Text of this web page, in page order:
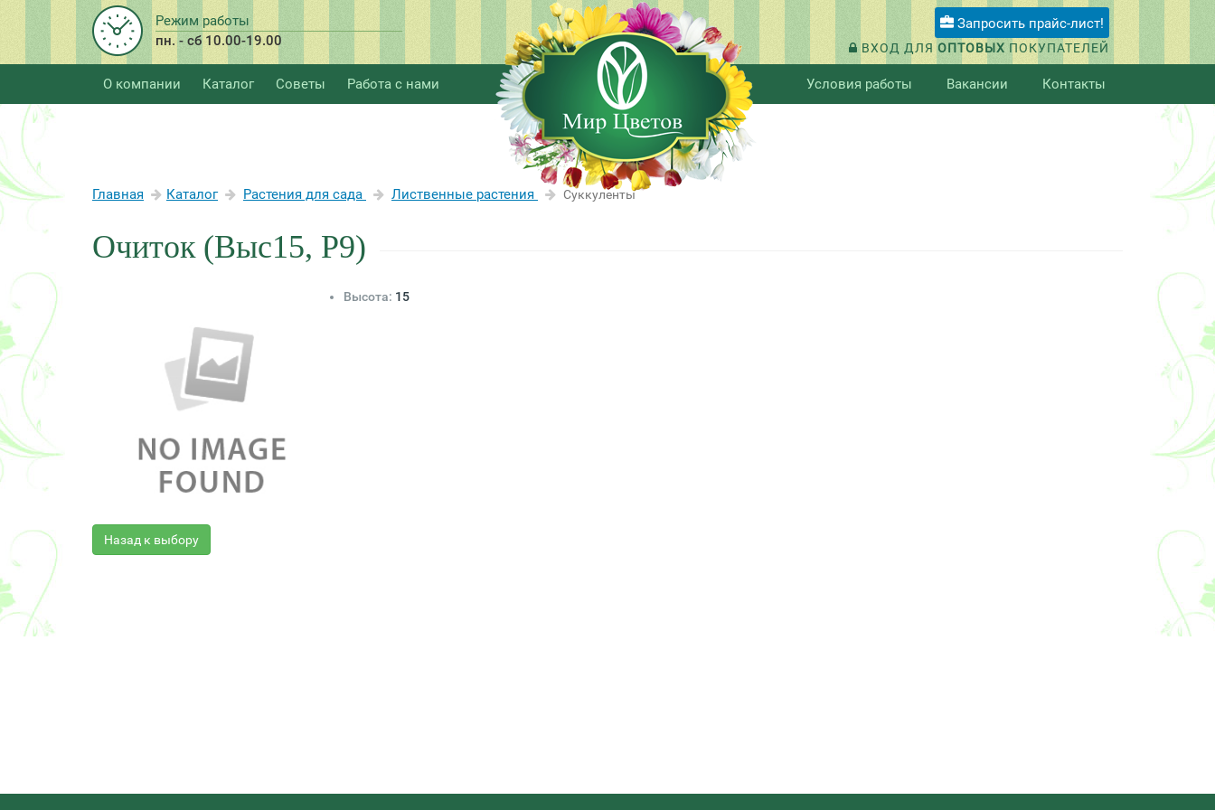
Режим работы
пн. - сб 10.00-19.00
Запросить прайс-лист!
ВХОД ДЛЯ ОПТОВЫХ ПОКУПАТЕЛЕЙ
О компании Каталог Советы Работа с нами Условия работы Вакансии Контакты
Главная Каталог Растения для сада Лиственные растения Суккуленты
Очиток (Выс15, P9)
Высота: 15
Назад к выбору